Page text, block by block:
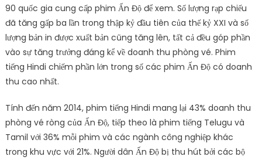
90 quốc gia cung cấp phim Ấn Độ để xem. Số lượng rạp chiếu
đã tăng gấp ba lần trong thập kỷ đầu tiên của thế kỷ XXI và số
lượng bản in được xuất bản cũng tăng lên, tất cả đều góp phần
vào sự tăng trưởng đáng kể về doanh thu phòng vé. Phim
tiếng Hindi chiếm phần lớn trong số các phim Ấn Độ có doanh
thu cao nhất.
Tính đến năm 2014, phim tiếng Hindi mang lại 43% doanh thu
phòng vé ròng của Ấn Độ, tiếp theo là phim tiếng Telugu và
Tamil với 36% mỗi phim và các ngành công nghiệp khác
trong khu vực với 21%. Người dân Ấn Độ bị thu hút bởi các bộ